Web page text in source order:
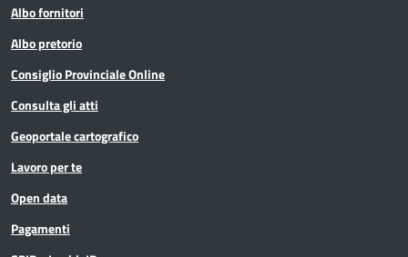
Albo fornitori
Albo pretorio
Consiglio Provinciale Online
Consulta gli atti
Geoportale cartografico
Lavoro per te
Open data
Pagamenti